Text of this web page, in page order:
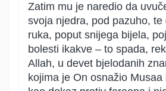
Zatim mu je naredio da
svoja njedra, pod pazuho, te
ruka, poput snijega bijela,
bolesti ikakve – to spada,
Allah, u devet bjelodanih
kojima je On osnažio Musaa